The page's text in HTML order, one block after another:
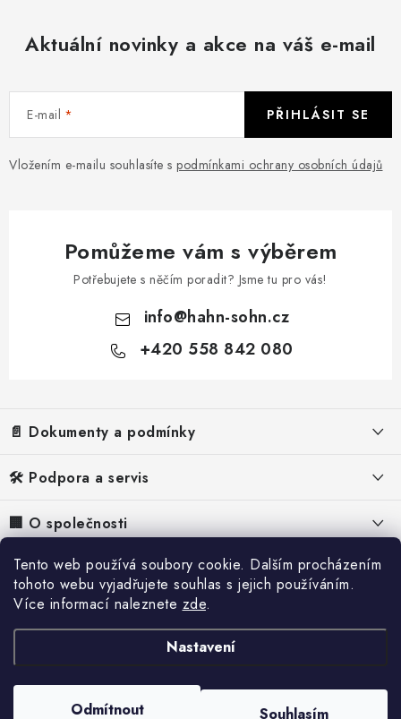
Tento web používá soubory cookie. Dalším procházením
tohoto webu vyjadřujete souhlas s jejich používáním.
Více informací naleznete zde.
Nastavení
Odmítnout Souhlasím
Aktuální novinky a akce na váš e-mail
E-mail
Vložením e-mailu souhlasíte s podmínkami ochrany osobních údajů
PŘIHLÁSIT SE
Pomůžeme vám s výběrem
Potřebujete s něčím poradit? Jsme tu pro vás!
info@hahn-sohn.cz
+420 558 842 080
📄 Dokumenty a podmínky
Právní informace
Ochrana osobních údajů
Zásady používání cookies
Odstoupení od smlouvy
Doprava a platba
Zpětný odběr elektrozařízení
🛠️ Podpora a servis
FAQ – Často kladené otázky
Návody k odvlhčovačům
Reklamace
Poškození při přepravě
🏢 O společnosti
O nás
Proč Hahn & Sohn
Kontakty
Pracovní nabídky
📰 Inspirace a obsah
Reference
Copyright 2026Hahn & Sohn . Všechna práva vyhrazena.